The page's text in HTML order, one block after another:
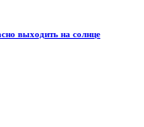
выходить на солнце